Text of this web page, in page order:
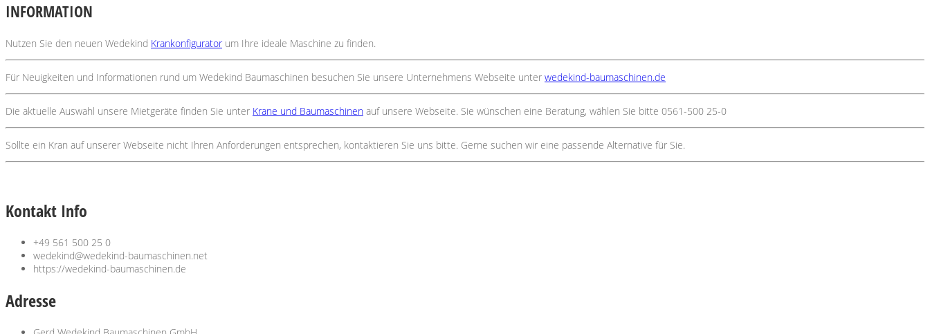
INFORMATION
Nutzen Sie den neuen Wedekind Krankonfigurator um Ihre ideale Maschine zu finden.
Für Neuigkeiten und Informationen rund um Wedekind Baumaschinen besuchen Sie unsere Unternehmens Webseite unter wedekind-baumaschinen.de
Die aktuelle Auswahl unsere Mietgeräte finden Sie unter Krane und Baumaschinen auf unsere Webseite. Sie wünschen eine Beratung, wählen Sie bitte 0561-500 25-0
Sollte ein Kran auf unserer Webseite nicht Ihren Anforderungen entsprechen, kontaktieren Sie uns bitte. Gerne suchen wir eine passende Alternative für Sie.
Kontakt Info
+49 561 500 25 0
wedekind@wedekind-baumaschinen.net
https://wedekind-baumaschinen.de
Adresse